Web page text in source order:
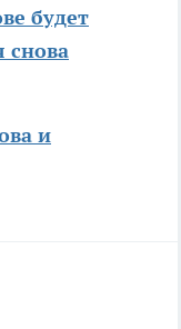
будет
снова
и